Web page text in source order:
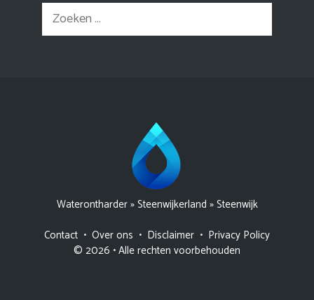
Zoek
naar:
Waterontharder»Steenwijkerland »Steenwijk
Contact • Over ons • Disclaimer • Privacy Policy
© 2026 • Alle rechten voorbehouden